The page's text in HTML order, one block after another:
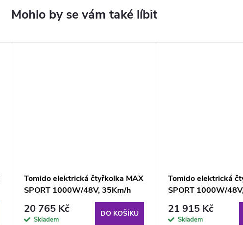
Tomido elektrická čtyřkolka MAX
SPORT 1000W/48V, 35Km/h
20 765 Kč
Skladem
DO KOŠÍKU
Tomido elektrická
SPORT 1000W/
21 915 Kč
Skladem